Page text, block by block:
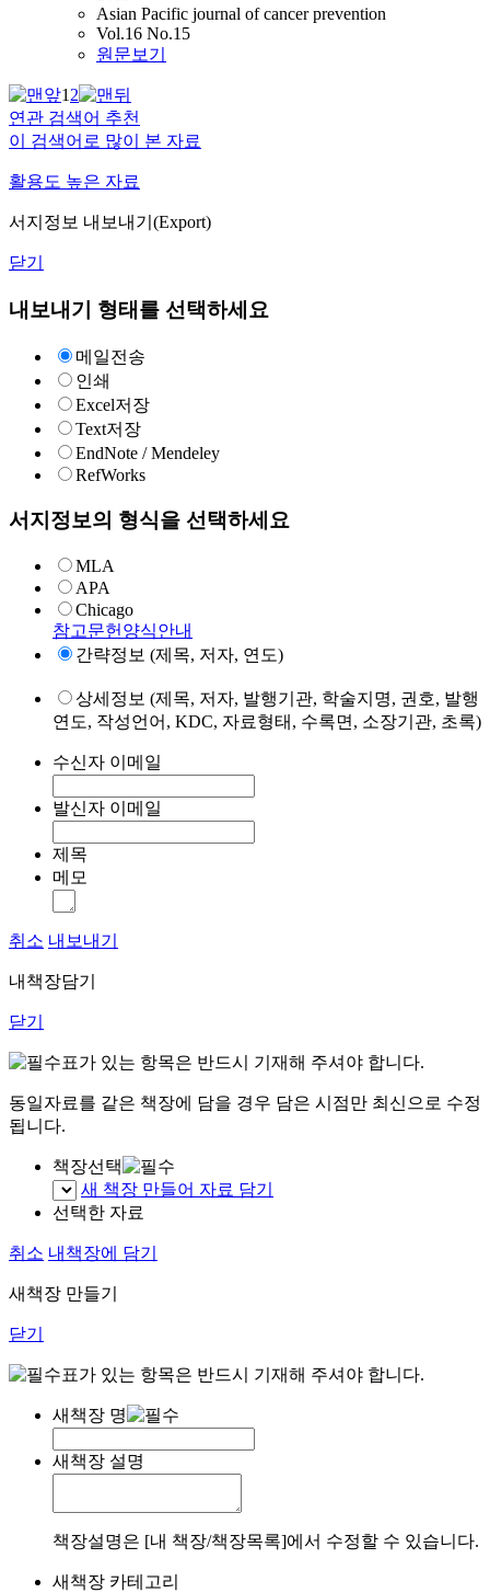
Asian Pacific journal of cancer prevention
Vol.16 No.15
원문보기
12
연관 검색어 추천
이 검색어로 많이 본 자료
활용도 높은 자료
서지정보 내보내기(Export)
닫기
내보내기 형태를 선택하세요
메일전송
인쇄
Excel저장
Text저장
EndNote / Mendeley
RefWorks
서지정보의 형식을 선택하세요
MLA
APA
Chicago
참고문헌양식안내
간략정보 (제목, 저자, 연도)
상세정보 (제목, 저자, 발행기관, 학술지명, 권호, 발행
연도, 작성언어, KDC, 자료형태, 수록면, 소장기관, 초록)
수신자 이메일
발신자 이메일
제목
메모
취소 내보내기
내책장담기
닫기
표가 있는 항목은 반드시 기재해 주셔야 합니다.
동일자료를 같은 책장에 담을 경우 담은 시점만 최신으로 수정
됩니다.
책장선택
새 책장 만들어 자료 담기
선택한 자료
취소 내책장에 담기
새책장 만들기
닫기
표가 있는 항목은 반드시 기재해 주셔야 합니다.
새책장 명
새책장 설명
책장설명은 [내 책장/책장목록]에서 수정할 수 있습니다.
새책장 카테고리